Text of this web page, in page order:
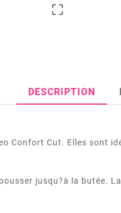

DESCRIPTION
Confort Cut. Elles sont
jusqu?à la butée.